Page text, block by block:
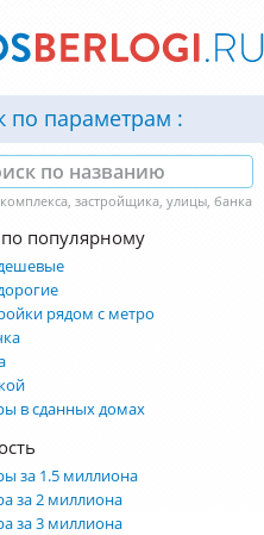
по параметрам
популярному
рядом с метро
в сданных домах
за 1.5 миллиона
за 2 миллиона
за 3 миллиона